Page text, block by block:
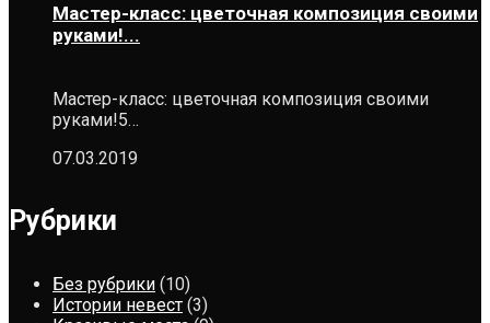
Мастер-класс: цветочная композиция своими
руками!...
Мастер-класс: цветочная композиция своими
руками!5…
07.03.2019
Рубрики
Без рубрики (10)
Истории невест (3)